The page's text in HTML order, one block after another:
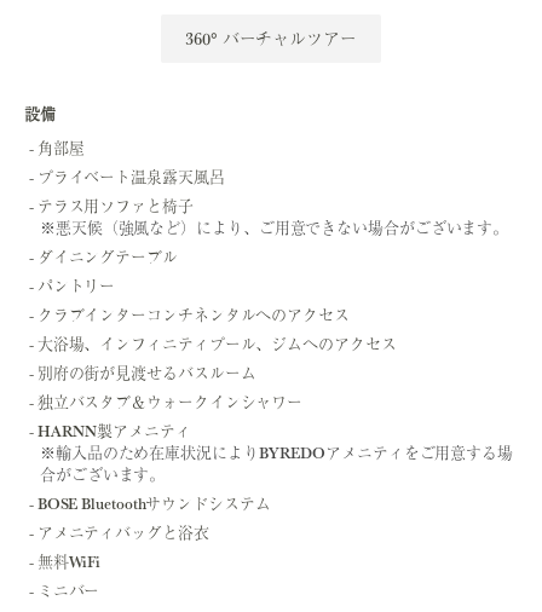
360° バーチャルツアー
設備
角部屋
プライベート温泉露天風呂
テラス用ソファと椅子
※悪天候（強風など）により、ご用意できない場合がございます。
ダイニングテーブル
パントリー
クラブインターコンチネンタルへのアクセス
大浴場、インフィニティプール、ジムへのアクセス
別府の街が見渡せるバスルーム
独立バスタブ＆ウォークインシャワー
HARNN製アメニティ
※輸入品のため在庫状況によりBYREDOアメニティをご用意する場
合がございます。
BOSE Bluetoothサウンドシステム
アメニティバッグと浴衣
無料WiFi
ミニバー